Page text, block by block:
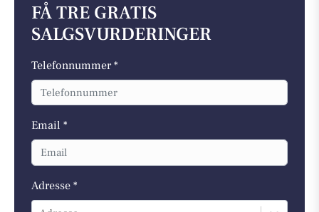
FÅ TRE GRATIS
SALGSVURDERINGER
Telefonnummer *
Email *
Adresse *